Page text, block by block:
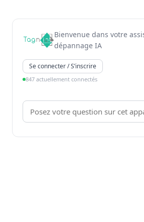
Bienvenue dans votre
dépannage IA
Se connecter / S’inscrire
847 actuellement connectés